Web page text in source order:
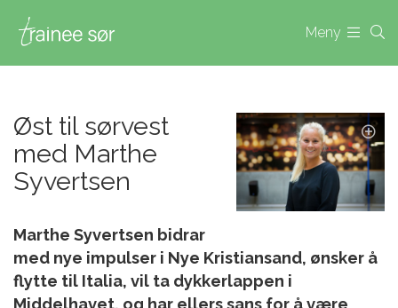
Meny
Øst til sørvest
med Marthe
Syvertsen
Marthe Syvertsen bidrar
med nye impulser i Nye Kristiansand, ønsker å
flytte til Italia, vil ta dykkerlappen i
Middelhavet, og har ellers sans for å være